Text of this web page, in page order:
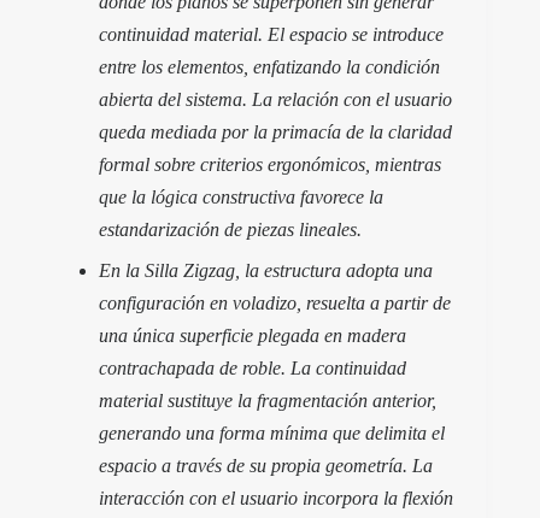
continuidad material. El espacio se introduce
entre los elementos, enfatizando la condición
abierta del sistema. La relación con el usuario
queda mediada por la primacía de la claridad
formal sobre criterios ergonómicos, mientras
que la lógica constructiva favorece la
estandarización de piezas lineales.
En la Silla Zigzag, la estructura adopta una
configuración en voladizo, resuelta a partir de
una única superficie plegada en madera
contrachapada de roble. La continuidad
material sustituye la fragmentación anterior,
generando una forma mínima que delimita el
espacio a través de su propia geometría. La
interacción con el usuario incorpora la flexión